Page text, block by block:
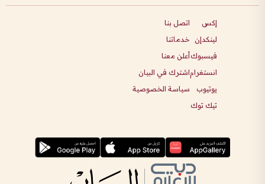
إكس
لينكدإن
فيسبوك
انستغرام
يوتيوب
تيك توك
اتصل بنا
خدماتنا
أعلن معنا
اشترك في البيان
سياسة الخصوصية